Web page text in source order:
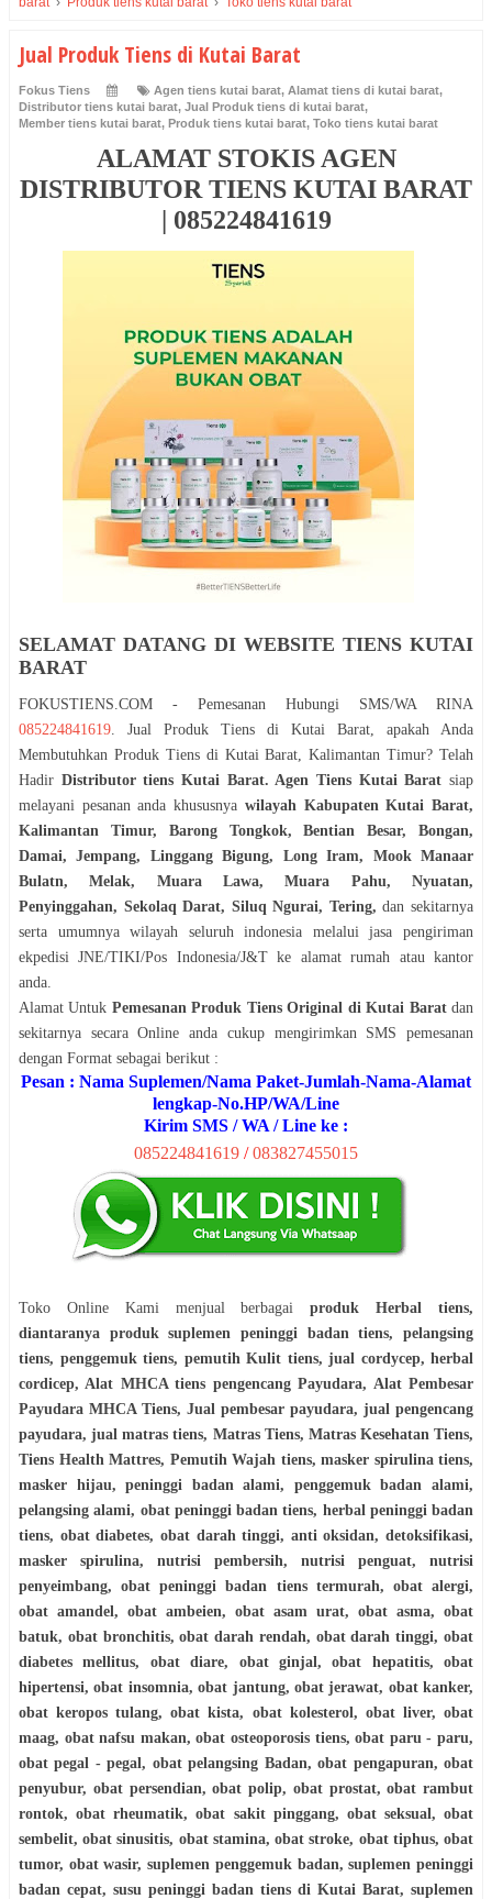
Jual Produk Tiens di Kutai Barat
Fokus Tiens Agen tiens kutai barat, Alamat tiens di kutai barat,
Distributor tiens kutai barat, Jual Produk tiens di kutai barat,
Member tiens kutai barat, Produk tiens kutai barat, Toko tiens kutai barat
ALAMAT STOKIS AGEN
DISTRIBUTOR TIENS KUTAI BARAT
| 085224841619
SELAMAT DATANG DI WEBSITE TIENS KUTAI
BARAT
FOKUSTIENS.COM - Pemesanan Hubungi SMS/WA RINA
085224841619 . Jual Produk Tiens di Kutai Barat, apakah Anda
Membutuhkan Produk Tiens di Kutai Barat, Kalimantan Timur? Telah
Hadir Distributor tiens Kutai Barat. Agen Tiens Kutai Barat siap
melayani pesanan anda khususnya wilayah Kabupaten Kutai Barat,
Kalimantan Timur, Barong Tongkok, Bentian Besar, Bongan,
Damai, Jempang, Linggang Bigung, Long Iram, Mook Manaar
Bulatn, Melak, Muara Lawa, Muara Pahu, Nyuatan,
Penyinggahan, Sekolaq Darat, Siluq Ngurai, Tering,dan sekitarnya
serta umumnya wilayah seluruh indonesia melalui jasa pengiriman
ekpedisi JNE/TIKI/Pos Indonesia/J&T ke alamat rumah atau kantor
anda.
Alamat Untuk Pemesanan Produk Tiens Original di Kutai Baratdan
sekitarnya secara Online anda cukup mengirimkan SMS pemesanan
dengan Format sebagai berikut :
Pesan : Nama Suplemen/Nama Paket-Jumlah-Nama-Alamat
lengkap-No.HP/WA/Line
Kirim SMS / WA / Line ke :
085224841619 /083827455015
Toko Online Kami menjual berbagaiproduk Herbal tiens,
diantaranya produk suplemen peninggi badan tiens, pelangsing
tiens, penggemuk tiens, pemutih Kulit tiens, jual cordycep, herbal
cordicep, Alat MHCA tiens pengencang Payudara, Alat Pembesar
Payudara MHCA Tiens, Jual pembesar payudara, jual pengencang
payudara, jual matras tiens, Matras Tiens, Matras Kesehatan Tiens,
Tiens Health Mattres, Pemutih Wajah tiens, masker spirulina tiens,
masker hijau, peninggi badan alami, penggemuk badan alami,
pelangsing alami, obat peninggi badan tiens, herbal peninggi badan
tiens, obat diabetes, obat darah tinggi, anti oksidan, detoksifikasi,
masker spirulina, nutrisi pembersih, nutrisi penguat, nutrisi
penyeimbang, obat peninggi badan tiens termurah, obat alergi,
obat amandel, obat ambeien, obat asam urat, obat asma, obat
batuk, obat bronchitis, obat darah rendah, obat darah tinggi, obat
diabetes mellitus, obat diare, obat ginjal, obat hepatitis, obat
hipertensi, obat insomnia, obat jantung, obat jerawat, obat kanker,
obat keropos tulang, obat kista, obat kolesterol, obat liver, obat
maag, obat nafsu makan, obat osteoporosis tiens, obat paru - paru,
obat pegal - pegal, obat pelangsing Badan, obat pengapuran, obat
penyubur, obat persendian, obat polip, obat prostat, obat rambut
rontok, obat rheumatik, obat sakit pinggang, obat seksual, obat
sembelit, obat sinusitis, obat stamina, obat stroke, obat tiphus, obat
tumor, obat wasir, suplemen penggemuk badan, suplemen peninggi
badan cepat, susu peninggi badan tiens di Kutai Barat, suplemen